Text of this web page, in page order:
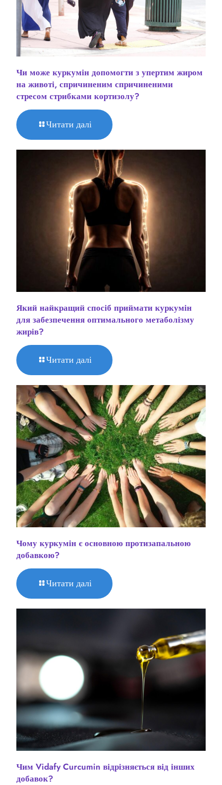
Чи може куркумін допомогти з упертим жиром
на животі, спричиненим спричиненими
стресом стрибками кортизолу?
Читати далі
Який найкращий спосіб приймати куркумін
для забезпечення оптимального метаболізму
жирів?
Читати далі
Чому куркумін є основною протизапальною
добавкою?
Читати далі
Чим Vidafy Curcumin відрізняється від інших
добавок?